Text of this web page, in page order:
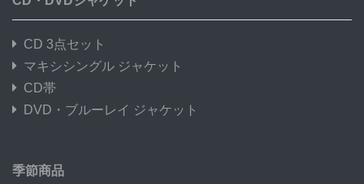
CD 3点セット
マキシシングル ジャケット
CD帯
DVD・ブルーレイ ジャケット
季節商品